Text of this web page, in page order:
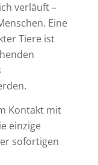
verläuft –
Eine
Tiere ist
Kontakt mit
einzige
sofortigen